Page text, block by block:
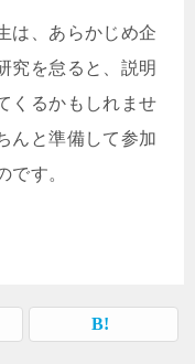
は、あらかじめ企
究を怠ると、説明
くるかもしれませ
んと準備して参加
です。